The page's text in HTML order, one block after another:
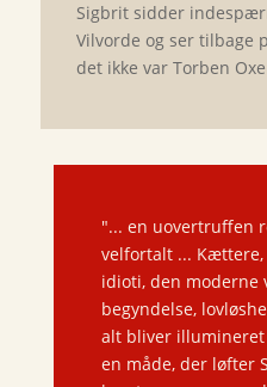
Sigbrit sidder
Vilvorde og ser tilbage
det ikke var Torben
"... en uovertruffen
velfortalt ...
idioti, den moderne
begyndelse,
alt bliver illumineret
en måde, der løfter